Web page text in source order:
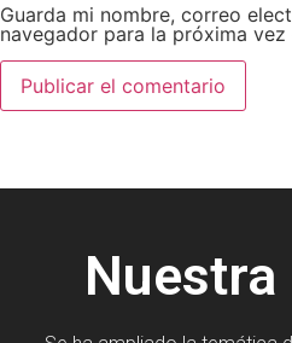
Guarda mi nombre, correo
navegador para la próxima vez